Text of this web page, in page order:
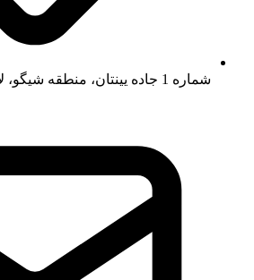
شماره 1 جاده یینتان، منطقه شیگو، لانژو، گانسو، چین